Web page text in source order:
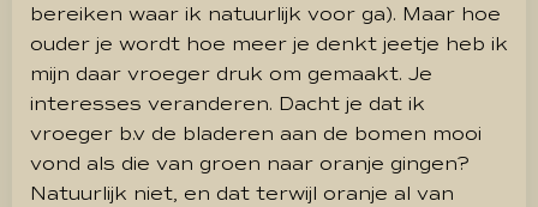
bereiken waar ik natuurlijk voor ga). Maar hoe
ouder je wordt hoe meer je denkt jeetje heb ik
mijn daar vroeger druk om gemaakt. Je
interesses veranderen. Dacht je dat ik
vroeger b.v de bladeren aan de bomen mooi
vond als die van groen naar oranje gingen?
Natuurlijk niet, en dat terwijl oranje al van